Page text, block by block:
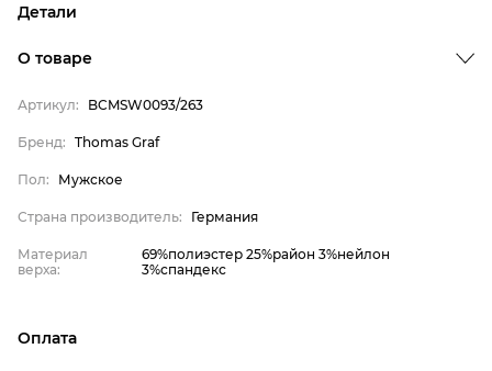
Детали
Бренд
Пол
Страна производитель
Материал верха
Thomas Graf
О товаре
Артикул: BCMSW0093/263
Бренд: Thomas Graf
Пол: Мужское
Страна производитель: Германия
Материал
верха:
69%полиэстер 25%район 3%нейлон
3%спандекс
Оплата